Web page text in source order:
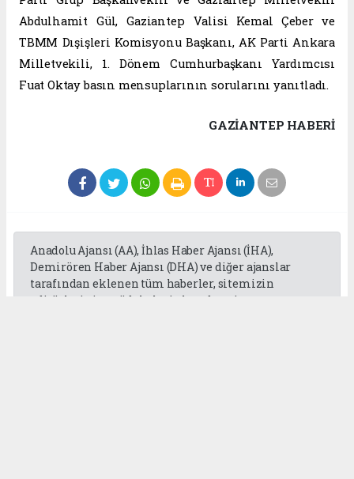
Abdulhamit Gül, Gaziantep Valisi Kemal Çeber ve
TBMM Dışişleri Komisyonu Başkanı, AK Parti Ankara
Milletvekili, 1. Dönem Cumhurbaşkanı Yardımcısı
Fuat Oktay basın mensuplarının sorularını yanıtladı.
GAZIANTEP HABERİ
Anadolu Ajansı (AA), İhlas Haber Ajansı (İHA),
Demirören Haber Ajansı (DHA) ve diğer ajanslar
tarafından eklenen tüm haberler, sitemizin
editörlerinin müdahalesi olmadan ajans